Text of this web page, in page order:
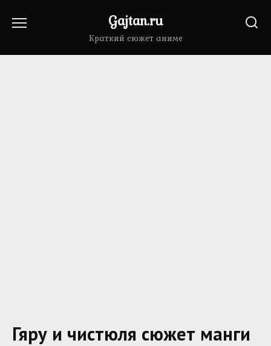
Gajtan.ru
Краткий сюжет аниме
Гяру и чистюля сюжет манги